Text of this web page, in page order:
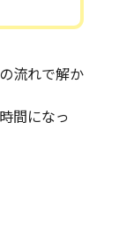
流れで解か
間になっ